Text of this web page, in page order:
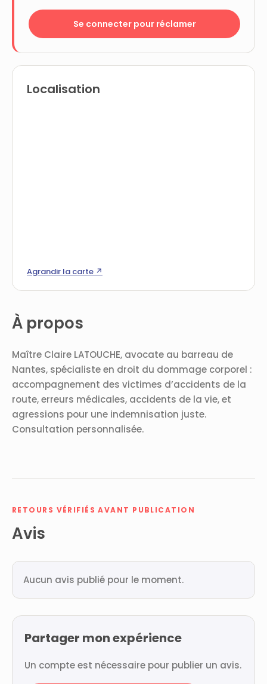
À propos
Maître Claire LATOUCHE, avocate au barreau de
Nantes, spécialiste en droit du dommage corporel :
accompagnement des victimes d’accidents de la
route, erreurs médicales, accidents de la vie, et
agressions pour une indemnisation juste.
Consultation personnalisée.
RETOURS VÉRIFIÉS AVANT PUBLICATION
Avis
Aucun avis publié pour le moment.
Partager mon expérience
Un compte est nécessaire pour publier un avis.
Se connecter pour réclamer
Localisation
Agrandir la carte ↗